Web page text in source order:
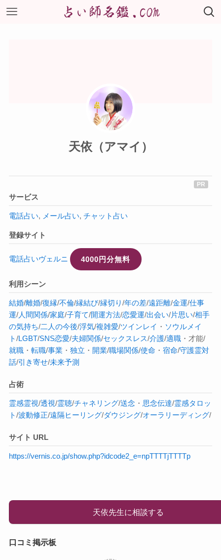
天依（アマイ）
サービス
電話占い, メール占い, チャット占い
登録サイト
電話占いヴェルニ 4000円分無料
利用シーン
結婚/離婚/復縁/不倫/縁結び/縁切り/年の差/遠距離/金運/仕事
運/人間関係/家庭/子育て/開運方法/恋愛運/出会い/片思い/相手
の気持ち/二人の今後/浮気/複雑愛/ツインレイ ・ ソウルメイ
ト/LGBT/SNS恋愛/夫婦関係/セックスレス/介護/適職・才能/
就職・ 転職/事業 ・ 独立 ・ 開業/職場関係/使命 ・ 宿命/守護霊対
話/引き寄せ/未来予測
占術
霊感霊視/透視/霊聴/チャネリング/送念 ・ 思念伝達/霊感タロッ
ト/波動修正/遠隔ヒーリング/ダウジング/オーラ リーディング/
サイト URL
https://vernis.co.jp/show.php?idcode2_e=npTTTTjTTTTp
天依先生に相談する
口コミ掲示板